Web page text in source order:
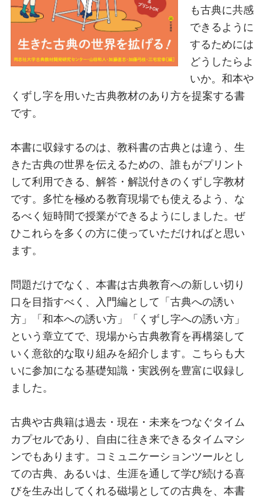
も古典に共感
できるように
するためには
どうしたらよ
いか。和本や
くずし字を用いた古典教材のあり方を提案する書
です。
本書に収録するのは、教科書の古典とは違う、生
きた古典の世界を伝えるための、誰もがプリント
して利用できる、解答・解説付きのくずし字教材
です。多忙を極める教育現場でも使えるよう、な
るべく短時間で授業ができるようにしました。ぜ
ひこれらを多くの方に使っていただければと思い
ます。
問題だけでなく、本書は古典教育への新しい切り
口を目指すべく、入門編として「古典への誘い
方」「和本への誘い方」「くずし字への誘い方」
という章立てで、現場から古典教育を再構築して
いく意欲的な取り組みを紹介します。こちらも大
いに参加になる基礎知識・実践例を豊富に収録し
ました。
古典や古典籍は過去・現在・未来をつなぐタイム
カプセルであり、自由に往き来できるタイムマシ
ンでもあります。コミュニケーションツールとし
ての古典、あるいは、生涯を通して学び続ける喜
びを生み出してくれる磁場としての古典を、本書